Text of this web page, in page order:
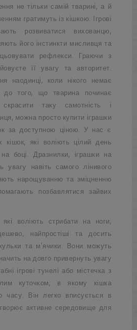
не тільки самій тварині, а й
гратимуть із кішкою. Ігрові
розвиватися вихованцю,
його інстинкти мисливця та
рефлекси. Граючи з
її увагу та авторитет.
наодинці, коли нікого немає
до того, що тварина починає
таку самотність і
можна просто купити іграшки
за доступною ціною. У нас є
кішок, які воліють цілий день
боці. Дразнилки, іграшки на
увагу навіть самого лінивого
нарощуванню та зміцненню
позбавлятися зайвих
воліють стрибати на ноги,
найпростіші та досить
та м'ячики. Вони можуть
на довго привернуть увагу
ігрові тунелі або містечка з
куточком, в якому кішка
часу. Він легко вписується в
активне середовище для